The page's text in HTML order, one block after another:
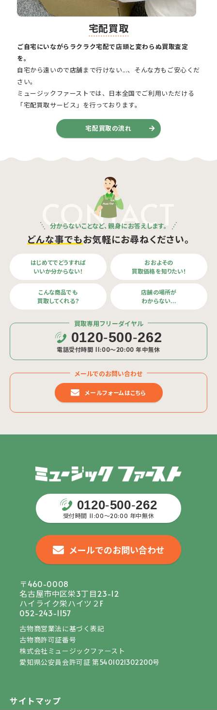
宅配買取
ご自宅にいながらラクラク宅配で店頭と変わらぬ買取査定
を。
自宅から遠いので店舗まで行けない...、そんな方もご安心くだ
さい。
ミュージックファーストでは、日本全国でご利用いただける
「宅配買取サービス」を行っております。
宅配買取の流れ
CONTACT
分からないことなど、親身にお答えします。
どんな事でもお気軽にお尋ねください。
はじめてでどうすれば
いいか分からない！
おおよその
買取価格を知りたい！
こんな商品でも
買取してくれる？
店舗の場所が
わからない…
買取専用フリーダイヤル
0120-500-262
電話受付時間 11:00〜20:00 年中無休
メールでのお問い合わせ
メールフォームはこちら
サイトマップ
0120-500-262
受付時間 11:00〜20:00 年中無休
メールでのお問い合わせ
〒460-0008
名古屋市中区栄3丁目23-12
ハイライク栄ハイツ２F
052-243-1157
古物商営業法に基づく表記
古物商許可証番号
株式会社ミュージックファースト
愛知県公安員会許可証 第5401021302200号